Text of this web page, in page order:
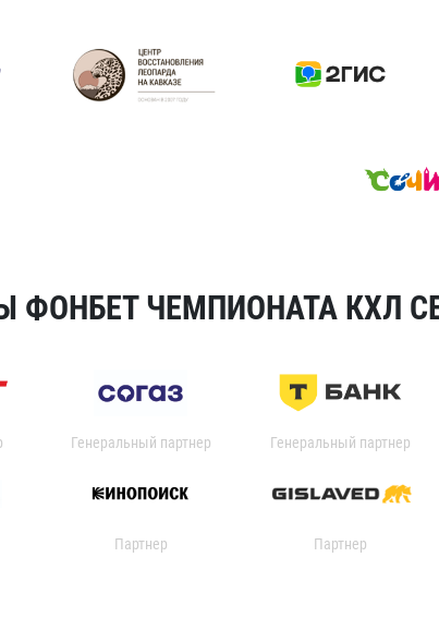
ФОНБЕТ ЧЕМПИОНАТА КХЛ
Генеральный партнер Генеральный партнер
Партнер Партнер